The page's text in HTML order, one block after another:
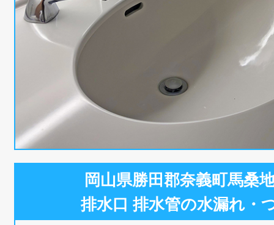
岡山県勝田郡奈義町馬桑
排水口 排水管の水漏れ・